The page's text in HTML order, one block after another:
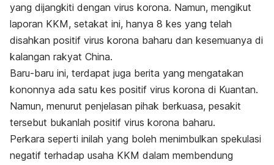
yang dijangkiti dengan virus korona. Namun, mengikut
laporan KKM, setakat ini, hanya 8 kes yang telah
disahkan positif virus korona baharu dan kesemuanya di
kalangan rakyat China.
Baru-baru ini, terdapat juga berita yang mengatakan
kononnya ada satu kes positif virus korona di Kuantan.
Namun, menurut penjelasan pihak berkuasa, pesakit
tersebut bukanlah positif virus korona baharu.
Perkara seperti inilah yang boleh menimbulkan spekulasi
negatif terhadap usaha KKM dalam membendung